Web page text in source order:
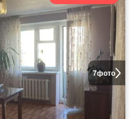
7фото